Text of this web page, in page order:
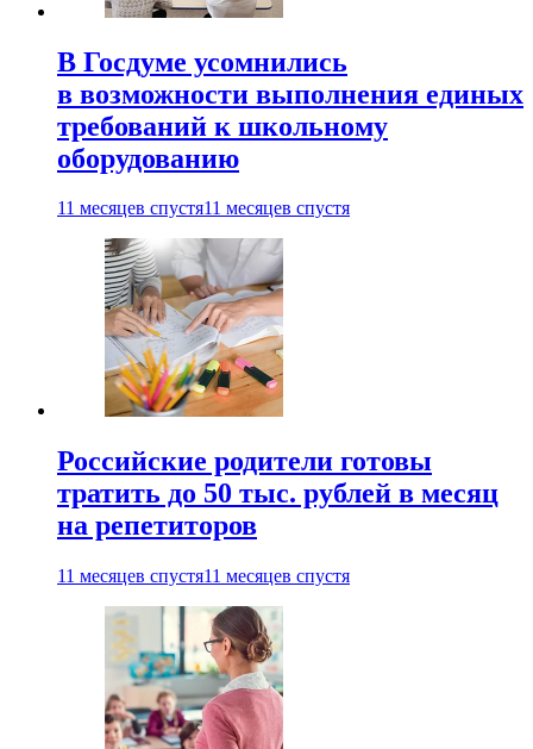
В Госдуме усомнились
в возможности выполнения единых
требований к школьному
оборудованию
11 месяцев спустя11 месяцев спустя
Российские родители готовы
тратить до 50 тыс. рублей в месяц
на репетиторов
11 месяцев спустя11 месяцев спустя